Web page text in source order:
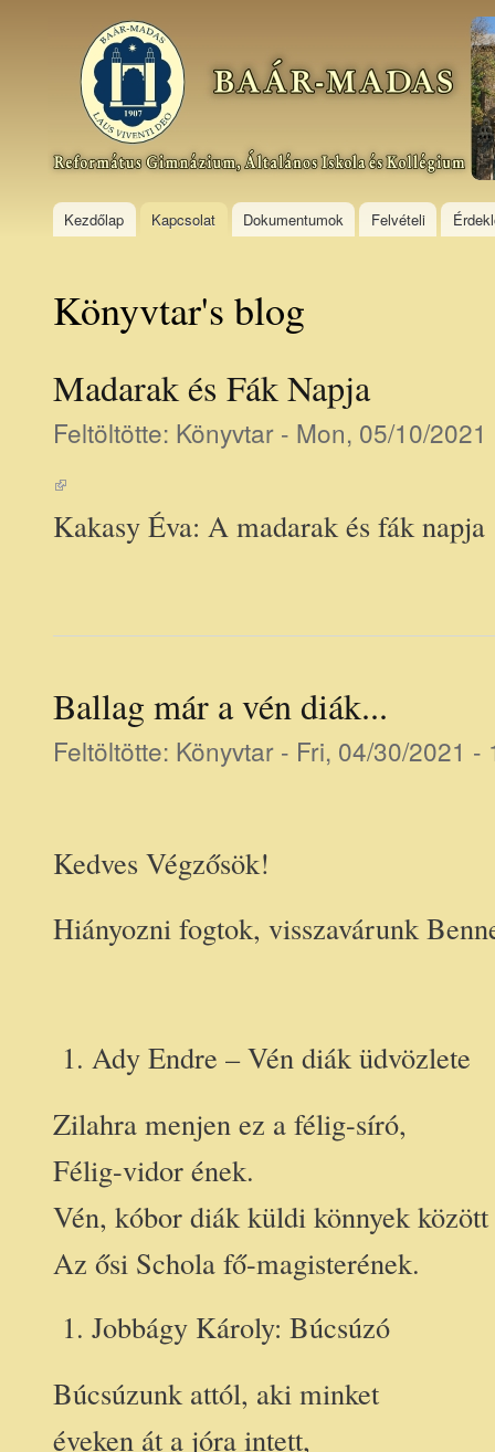
Baár–
Madas
Református
Gimnázium,
Általános
Kollégium
Kezdőlap Kapcsolat Dokumentumok Felvételi
Könyvtar's blog
Madarak és Fák Napja
Feltöltötte: Könyvtar - Mon, 05/10/
Kakasy Éva: A madarak és fák napja
Ballag már a vén diák...
Feltöltötte: Könyvtar - Fri, 04/30/2021 -
Kedves Végzősök!
Hiányozni fogtok, visszavárunk
Ady Endre – Vén diák üdvözlete
Zilahra menjen ez a félig-síró,
Félig-vidor ének.
Vén, kóbor diák küldi könnyek között
Az ősi Schola fő-magisterének.
Jobbágy Károly: Búcsúzó
Búcsúzunk attól, aki minket
éveken át a jóra intett,